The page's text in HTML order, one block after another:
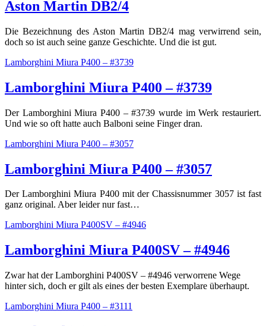
Aston Martin DB2/4
Die Bezeichnung des Aston Martin DB2/4 mag verwirrend sein,
doch so ist auch seine ganze Geschichte. Und die ist gut.
Lamborghini Miura P400 – #3739
Lamborghini Miura P400 – #3739
Der Lamborghini Miura P400 – #3739 wurde im Werk restauriert.
Und wie so oft hatte auch Balboni seine Finger dran.
Lamborghini Miura P400 – #3057
Lamborghini Miura P400 – #3057
Der Lamborghini Miura P400 mit der Chassisnummer 3057 ist fast
ganz original. Aber leider nur fast…
Lamborghini Miura P400SV – #4946
Lamborghini Miura P400SV – #4946
Zwar hat der Lamborghini P400SV – #4946 verworrene Wege
hinter sich, doch er gilt als eines der besten Exemplare überhaupt.
Lamborghini Miura P400 – #3111